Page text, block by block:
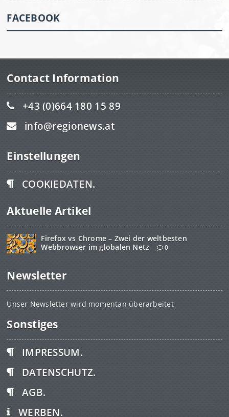
FACEBOOK
Contact Information
+43 (0)664 180 15 89
info@regionews.at
Einstellungen
COOKIEDATEN.
Aktuelle Artikel
Firefox vs Chrome – Zwei der weltbesten
Webbrowser im globalen Netz
0
Newsletter
Unser Newsletter wird momentan überarbeitet
Sonstiges
IMPRESSUM.
DATENSCHUTZ.
AGB.
WERBEN.